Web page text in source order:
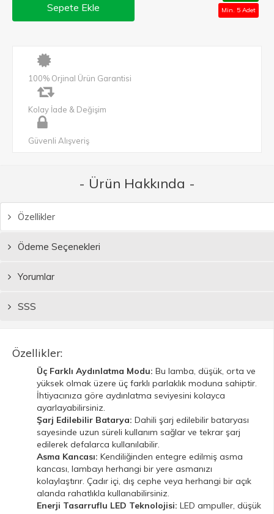
Sepete Ekle
Min. 5 Adet
100% Orjinal Ürün Garantisi
Kolay İade & Değişim
Güvenli Alışveriş
- Ürün Hakkında -
Özellikler
Ödeme Seçenekleri
Yorumlar
SSS
Özellikler:
Üç Farklı Aydınlatma Modu: Bu lamba, düşük, orta ve
yüksek olmak üzere üç farklı parlaklık moduna sahiptir.
İhtiyacınıza göre aydınlatma seviyesini kolayca
ayarlayabilirsiniz.
Şarj Edilebilir Batarya: Dahili şarj edilebilir bataryası
sayesinde uzun süreli kullanım sağlar ve tekrar şarj
edilerek defalarca kullanılabilir.
Asma Kancası: Kendiliğinden entegre edilmiş asma
kancası, lambayı herhangi bir yere asmanızı
kolaylaştırır. Çadır içi, dış cephe veya herhangi bir açık
alanda rahatlıkla kullanabilirsiniz.
Enerji Tasarruflu LED Teknolojisi: LED ampuller, düşük